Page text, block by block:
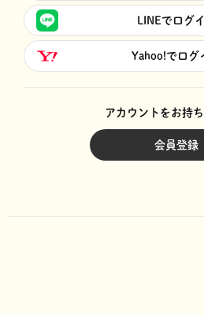
LINEでログ
Yahoo!でログ
アカウントをお持
会員登録